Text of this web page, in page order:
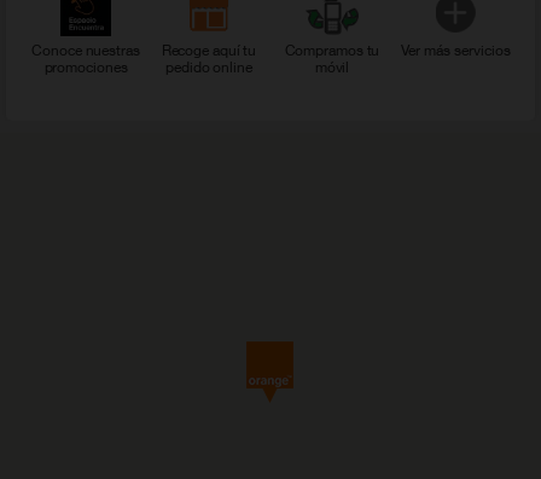
Conoce nuestras
promociones
Recoge aquí tu
pedido online
Compramos tu
móvil
Ver más servicios